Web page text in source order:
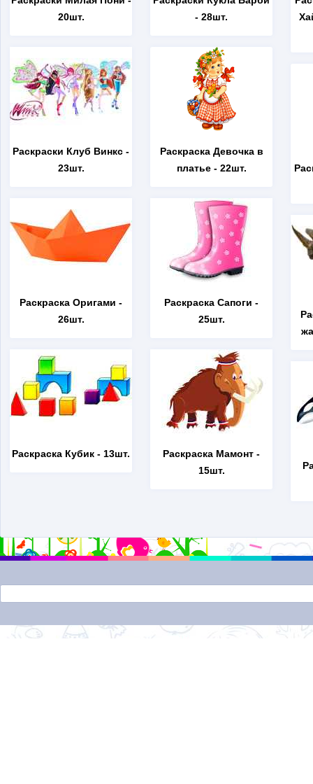
20шт.
Раскраски Клуб Винкс -
23шт.
Раскраска Оригами -
26шт.
Раскраска Кубик - 13шт.
- 28шт.
Раскраска Девочка в
платье- 22шт.
Раскраска Сапоги -
25шт.
Раскраска Мамонт -
15шт.